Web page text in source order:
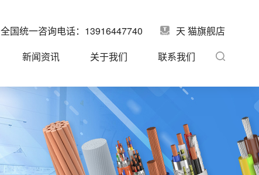
全国统一咨询电话：13916447740
天 猫旗舰店
新闻资讯 关于我们 联系我们